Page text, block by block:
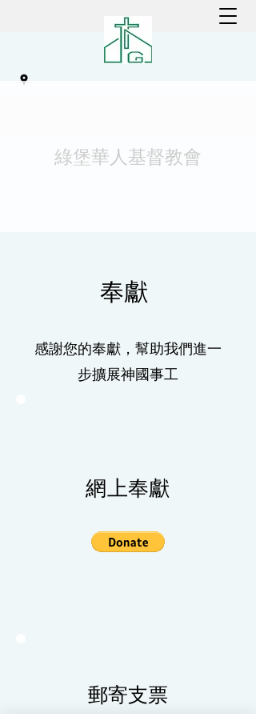
綠堡華人基督教會
奉獻
感謝您的奉獻，幫助我們進一
步擴展神國事工
網上奉獻
郵寄支票